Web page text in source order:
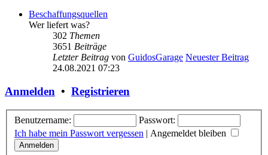
Beschaffungsquellen
Wer liefert was?
302 Themen
3651 Beiträge
Letzter Beitrag von GuidosGarage Neuester Beitrag
24.08.2021 07:23
Anmelden • Registrieren
Benutzername:
Passwort:
Ich habe mein Passwort vergessen | Angemeldet bleiben